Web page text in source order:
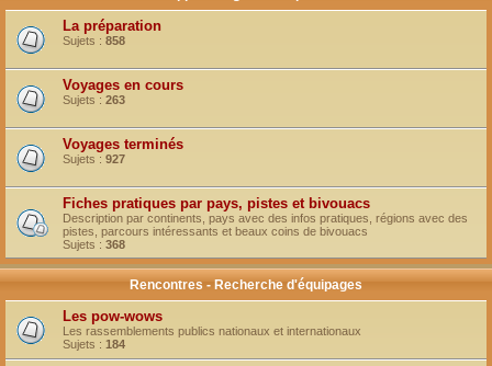
La préparation
Sujets : 858
Voyages en cours
Sujets : 263
Voyages terminés
Sujets : 927
Fiches pratiques par pays, pistes et bivouacs
Description par continents, pays avec des infos pratiques, régions avec des
pistes, parcours intéressants et beaux coins de bivouacs
Sujets : 368
Rencontres - Recherche d'équipages
Les pow-wows
Les rassemblements publics nationaux et internationaux
Sujets : 184